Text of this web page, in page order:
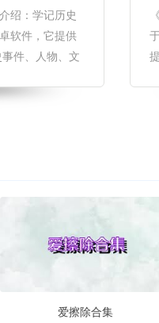
绍：学记历史
软件，它提供
件、人物、文
细节和背后的
爱擦除合集